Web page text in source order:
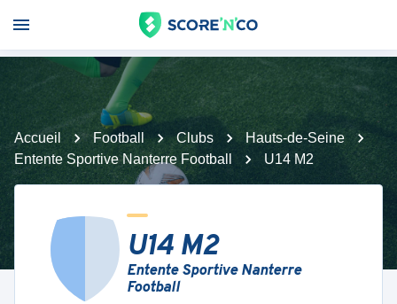
Accueil Football Clubs
Hauts-de-Seine
Entente Sportive Nanterre Football
U14 M2
U14 M2
Entente Sportive Nanterre
Football